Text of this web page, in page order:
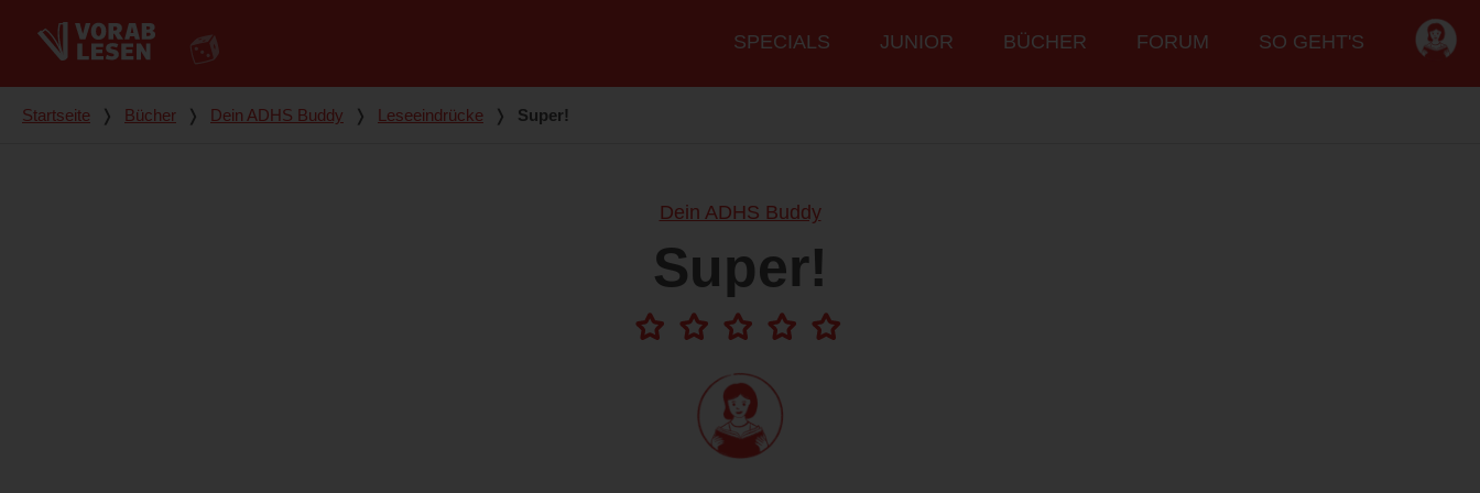
Hauptmenü
SPECIALS JUNIOR BÜCHER FORUM SO GEHT'S
Du bist hier
Startseite ❭ Bücher ❭ Dein ADHS Buddy ❭ Leseeindrücke ❭ Super!
Dein ADHS Buddy
Super!